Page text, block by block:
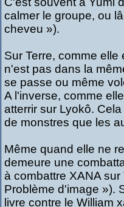
calmer le groupe, ou
cheveu »).
Sur Terre, comme
n'est pas dans la
se passe ou même
A l'inverse, comme
atterrir sur Lyokô.
de monstres que les
Même quand elle ne
demeure une
à combattre XANA
Problème d'image »).
livre contre le William